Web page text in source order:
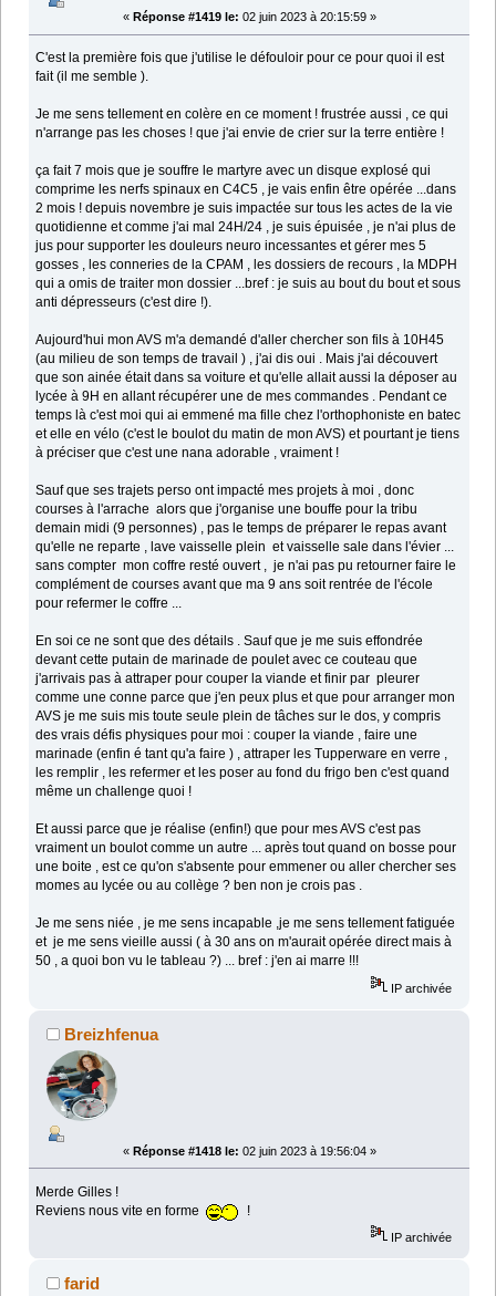
« Réponse #1419 le: 02 juin 2023 à 20:15:59 »
C'est la première fois que j'utilise le défouloir pour ce pour quoi il est
fait (il me semble ).
Je me sens tellement en colère en ce moment ! frustrée aussi , ce qui
n'arrange pas les choses ! que j'ai envie de crier sur la terre entière !
ça fait 7 mois que je souffre le martyre avec un disque explosé qui
comprime les nerfs spinaux en C4C5 , je vais enfin être opérée ...dans
2 mois ! depuis novembre je suis impactée sur tous les actes de la vie
quotidienne et comme j'ai mal 24H/24 , je suis épuisée , je n'ai plus de
jus pour supporter les douleurs neuro incessantes et gérer mes 5
gosses , les conneries de la CPAM , les dossiers de recours , la MDPH
qui a omis de traiter mon dossier ...bref : je suis au bout du bout et sous
anti dépresseurs (c'est dire !).
Aujourd'hui mon AVS m'a demandé d'aller chercher son fils à 10H45
(au milieu de son temps de travail ) , j'ai dis oui . Mais j'ai découvert
que son ainée était dans sa voiture et qu'elle allait aussi la déposer au
lycée à 9H en allant récupérer une de mes commandes . Pendant ce
temps là c'est moi qui ai emmené ma fille chez l'orthophoniste en batec
et elle en vélo (c'est le boulot du matin de mon AVS) et pourtant je tiens
à préciser que c'est une nana adorable , vraiment !
Sauf que ses trajets perso ont impacté mes projets à moi , donc
courses à l'arrache alors que j'organise une bouffe pour la tribu
demain midi (9 personnes) , pas le temps de préparer le repas avant
qu'elle ne reparte , lave vaisselle plein et vaisselle sale dans l'évier ...
sans compter mon coffre resté ouvert , je n'ai pas pu retourner faire le
complément de courses avant que ma 9 ans soit rentrée de l'école
pour refermer le coffre ...
En soi ce ne sont que des détails . Sauf que je me suis effondrée
devant cette putain de marinade de poulet avec ce couteau que
j'arrivais pas à attraper pour couper la viande et finir par pleurer
comme une conne parce que j'en peux plus et que pour arranger mon
AVS je me suis mis toute seule plein de tâches sur le dos, y compris
des vrais défis physiques pour moi : couper la viande , faire une
marinade (enfin é tant qu'a faire ) , attraper les Tupperware en verre ,
les remplir , les refermer et les poser au fond du frigo ben c'est quand
même un challenge quoi !
Et aussi parce que je réalise (enfin!) que pour mes AVS c'est pas
vraiment un boulot comme un autre ... après tout quand on bosse pour
une boite , est ce qu'on s'absente pour emmener ou aller chercher ses
momes au lycée ou au collège ? ben non je crois pas .
Je me sens niée , je me sens incapable ,je me sens tellement fatiguée
et je me sens vieille aussi ( à 30 ans on m'aurait opérée direct mais à
50 , a quoi bon vu le tableau ?) ... bref : j'en ai marre !!!
IP archivée
Breizhfenua
« Réponse #1418 le: 02 juin 2023 à 19:56:04 »
Merde Gilles !
Reviens nous vite en forme
!
IP archivée
farid